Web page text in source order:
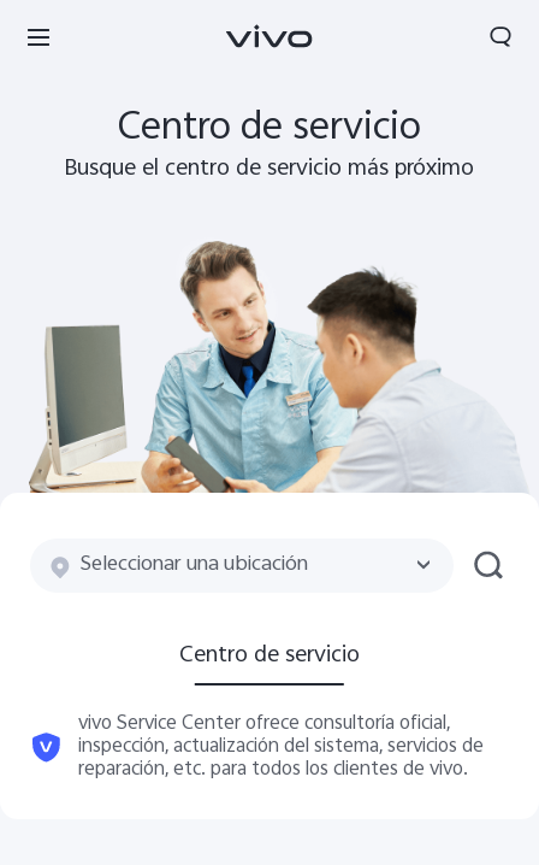
Colombia | Seleccione país/región
Centro de servicio
Busque el centro de servicio más próximo
Seleccionar una ubicación
Centro de servicio
vivo Service Center ofrece consultoría oficial,
inspección, actualización del sistema, servicios de
reparación, etc. para todos los clientes de vivo.